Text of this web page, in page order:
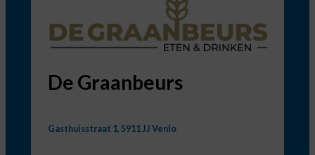
De Graanbeurs
Gasthuisstraat 1, 5911 JJ Venlo